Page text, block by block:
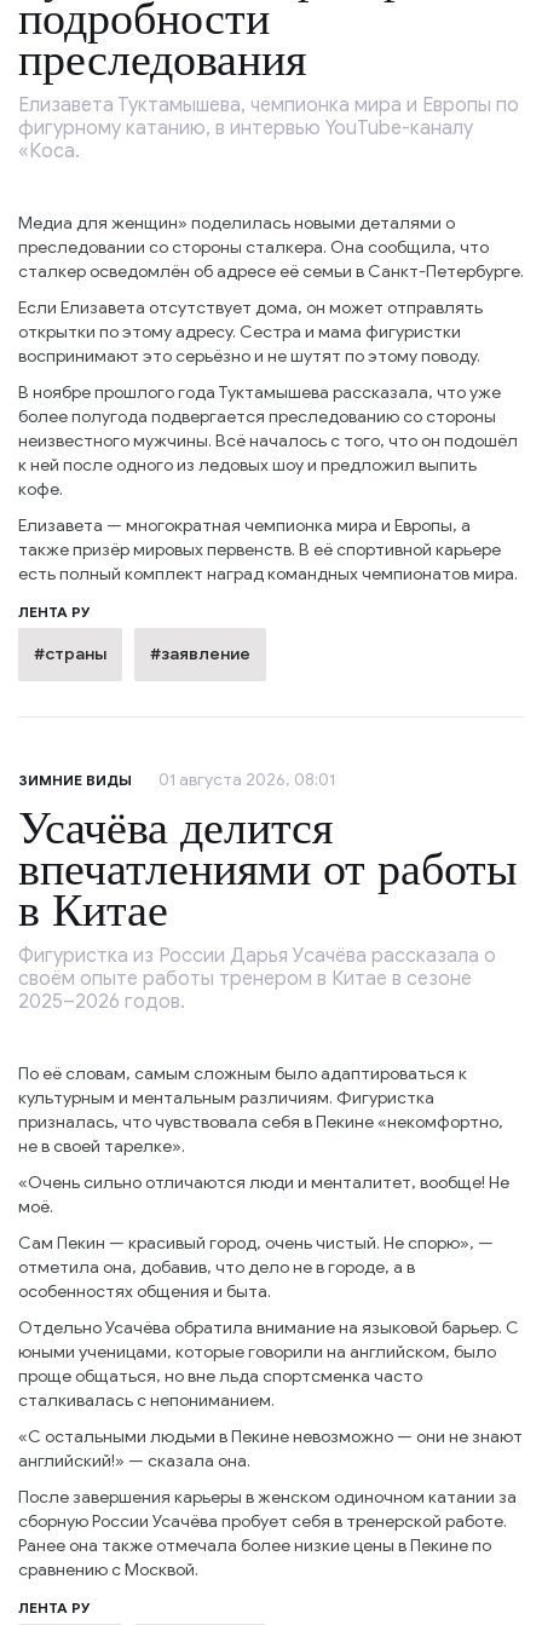
подробности
преследования
Елизавета Туктамышева, чемпионка мира и Европы по
фигурному катанию, в интервью YouTube-каналу
«Коса.
Медиа для женщин» поделилась новыми деталями о
преследовании со стороны сталкера. Она сообщила, что
сталкер осведомлён об адресе её семьи в Санкт-Петербурге.
Если Елизавета отсутствует дома, он может отправлять
открытки по этому адресу. Сестра и мама фигуристки
воспринимают это серьёзно и не шутят по этому поводу.
В ноябре прошлого года Туктамышева рассказала, что уже
более полугода подвергается преследованию со стороны
неизвестного мужчины. Всё началось с того, что он подошёл
к ней после одного из ледовых шоу и предложил выпить
кофе.
Елизавета — многократная чемпионка мира и Европы, а
также призёр мировых первенств. В её спортивной карьере
есть полный комплект наград командных чемпионатов мира.
ЛЕНТА РУ
#страны #заявление
ЗИМНИЕ ВИДЫ 01 августа 2026, 08:01
Усачёва делится
впечатлениями от работы
в Китае
Фигуристка из России Дарья Усачёва рассказала о
своём опыте работы тренером в Китае в сезоне
2025–2026 годов.
По её словам, самым сложным было адаптироваться к
культурным и ментальным различиям. Фигуристка
призналась, что чувствовала себя в Пекине «некомфортно,
не в своей тарелке».
«Очень сильно отличаются люди и менталитет, вообще! Не
моё.
Сам Пекин — красивый город, очень чистый. Не спорю», —
отметила она, добавив, что дело не в городе, а в
особенностях общения и быта.
Отдельно Усачёва обратила внимание на языковой барьер. С
юными ученицами, которые говорили на английском, было
проще общаться, но вне льда спортсменка часто
сталкивалась с непониманием.
«С остальными людьми в Пекине невозможно — они не знают
английский!» — сказала она.
После завершения карьеры в женском одиночном катании за
сборную России Усачёва пробует себя в тренерской работе.
Ранее она также отмечала более низкие цены в Пекине по
сравнению с Москвой.
ЛЕНТА РУ